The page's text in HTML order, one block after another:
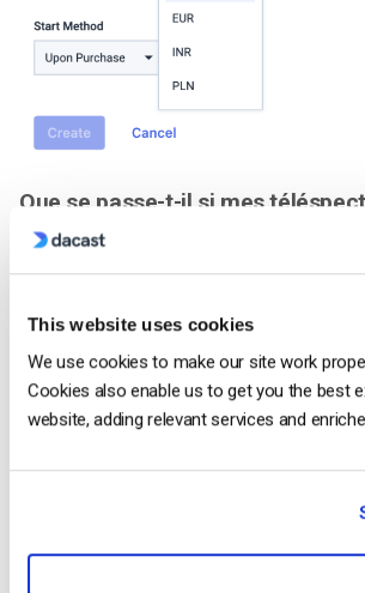
This website uses cookies
We use cookies to make our site work
Cookies also enable us to get you the best
website, adding relevant services and
Que se passe-t-il si mes
demandent un remboursement ?
Vos spectateurs seront remboursés dans
Combien de prix par contenu
définir ?
Vous pouvez créer un nombre infini de prix
Types de monétisation
proposées par Dacast: SVOD, TVOD et